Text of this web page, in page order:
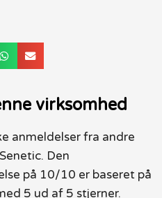
virksomhed
anmeldelser fra andre
Den
på 10/10 er baseret på
5 ud af 5 stjerner.